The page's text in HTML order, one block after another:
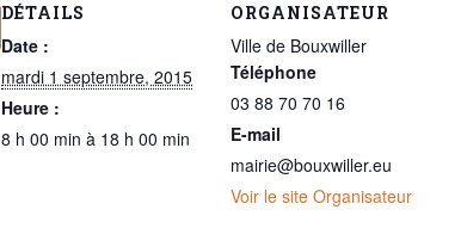
DÉTAILS
Date :
mardi 1 septembre, 2015
Heure :
8 h 00 min à 18 h 00 min
ORGANISATEUR
Ville de Bouxwiller
Téléphone
03 88 70 70 16
E-mail
mairie@bouxwiller.eu
Voir le site Organisateur